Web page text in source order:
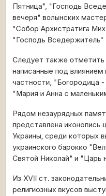
Пятница", "Господь
вечеря" волынских
"Собор Архистратига
"Господь Вседержитель"
Следует также отметить
написанные под влиянием
частности, "Богородица
"Мария и Анна с
Рядом незаурядных
представлена иконопись
Украины, среди которых
украинского барокко
Святой Николай" и "Царь
Из XVII ст.
религиозных вкусов